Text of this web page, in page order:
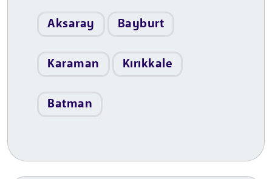
Aksaray Bayburt
Karaman Kırıkkale
Batman